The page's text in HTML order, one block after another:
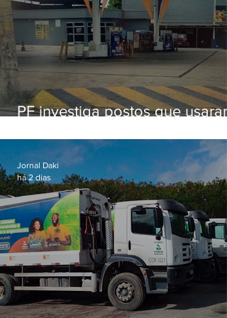
PF investiga postos que usaram
secretário morto em 2020
Jornal Daki
há 2 dias